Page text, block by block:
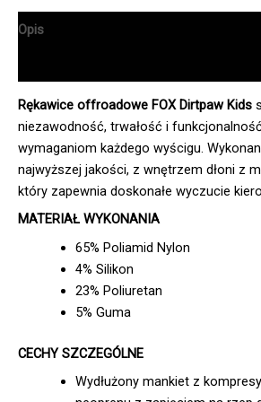
Opis
Rękawice offroadowe FOX Dirtpaw Kids
niezawodność, trwałość i
wymaganiom każdego wyścigu.
najwyższej jakości, z wnętrzem dłoni z
który zapewnia doskonałe wyczucie
MATERIAŁ WYKONANIA
65% Poliamid Nylon
4% Silikon
23% Poliuretan
5% Guma
CECHY SZCZEGÓLNE
Wydłużony mankiet z